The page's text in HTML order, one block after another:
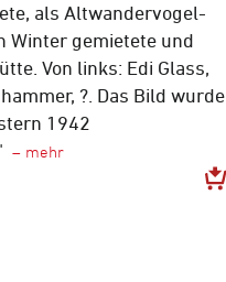
als Altwandervogel-
Winter gemietete und
Von links: Edi Glass,
?. Das Bild wurde
1942